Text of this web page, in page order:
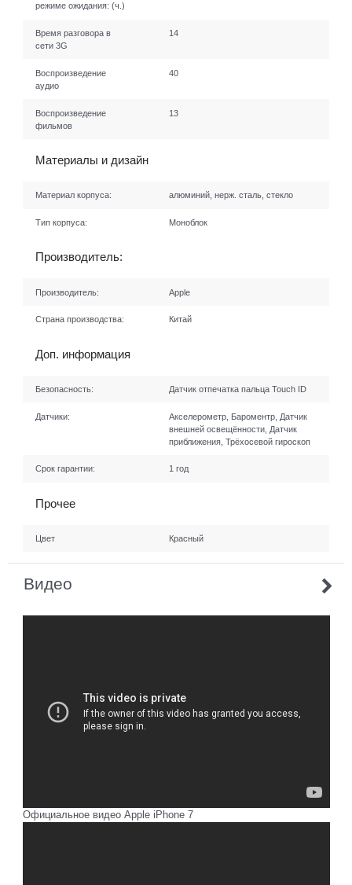
режиме ожидания: (ч.)
Время разговора в
сети 3G
14
Воспроизведение
аудио
40
Воспроизведение
фильмов
13
Материалы и дизайн
Материал корпуса: алюминий, нерж. сталь, стекло
Тип корпуса: Моноблок
Производитель:
Производитель: Apple
Страна производства: Китай
Доп. информация
Безопасность: Датчик отпечатка пальца Touch ID
Датчики:
Акселерометр, Бароментр, Датчик
внешней освещённости, Датчик
приближения, Трёхосевой гироскоп
Срок гарантии: 1 год
Прочее
Цвет Красный
Видео
Официальное видео Apple iPhone 7